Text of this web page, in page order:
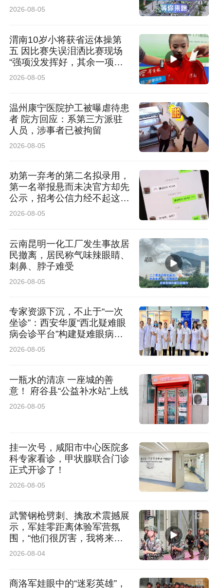
国人寿承办200余个大病保险项目、70余个长期
推出个人长期失能收入损失保险，构建多层次普
惠保障体系；为小微企业和个体工商户提供风险
保障，截至2025年12月31日，公司针对“两新”人
群的承保保费规模达11.2亿元。
广泛参与养老第三支柱建设。中国人寿大力发展
个人养老金、商业养老保险业务，已在全国16个
城市布局20个机构养老项目，形成CCRC养老社
区、城心养老公寓、康养旅居三大产品线，推出
四款“随心居”旅居产品，研究探索居家养老服务
展。
积极发挥保险主责主业优势，助力乡村全面振
兴。“十四五”期间，中国人寿累计承接1900余个
帮扶点，派驻帮扶干部超2700人；累计投入无偿
帮扶资金5000余万元，投入帮扶物资价值1000
万元；累计购买消费帮扶农产品1.6亿元，帮助销
稳步推进人才振兴，累计投入教育帮扶资金超
500万元，举办“三支队伍”培训班，累计培训学员
1400余人。乡村振兴系列专项保险产品已累计开
极推广涉农保险，涉农人身保险年均承保超2.8亿
人次农村人口 ，提供人身保险保障超30万亿
元。“十四五”期间，向乡村人口累计赔付超746亿
元，为农村人口织密织牢保险保障网。
聚焦客户体验，始终以客户为中心，打造简捷、
品质、温暖的“国寿好服务”品牌。“十四五”期间，
中国人寿以初心守护民生，截至2025年底，该公
2026-08-05
渭南10岁小将获省运体操第
五 因比赛失误泪洒比赛现场
“强项没发挥好，其余一项比
一项高”
2026-08-05
温州康宁医院护工被曝虐待患
者 院方回应：系第三方派驻
人员，涉事者已被拘留
2026-08-05
劝第一弃考的第二名拟录用，
第一名举报悬而未决官方却先
公示，招考公信力经不起这般
消耗
2026-08-05
云南昆明一化工厂发生事故居
民撤离，居民称气味辣眼睛、
刺鼻、脖子难受
2026-08-05
专家资源下沉，不止于“一次
坐诊”：西安华厦“西北疑难眼
病会诊平台”构建疑难眼病协
同诊疗闭环
2026-08-05
一瓶水的清凉 一座城的善
意！ 府谷县“公益补水站”上线
2026-08-05
挂一次号，咸阳市中心医院多
科专家看诊，甲状腺联合门诊
正式开诊了！
2026-08-05
武警钢枪劈刺、擒敌术震撼展
示，军娃零距离体验军营氛
围，“他们很厉害，我将来也
想当军人”
2026-08-04
商洛军娃眼中的“迷彩英雄”，